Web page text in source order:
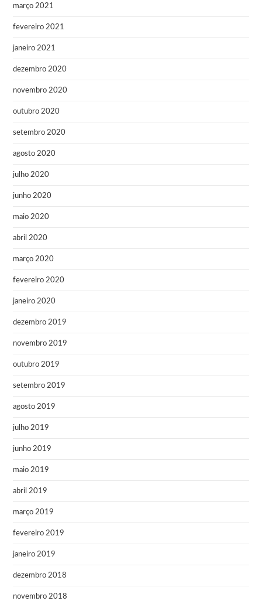
março 2021
fevereiro 2021
janeiro 2021
dezembro 2020
novembro 2020
outubro 2020
setembro 2020
agosto 2020
julho 2020
junho 2020
maio 2020
abril 2020
março 2020
fevereiro 2020
janeiro 2020
dezembro 2019
novembro 2019
outubro 2019
setembro 2019
agosto 2019
julho 2019
junho 2019
maio 2019
abril 2019
março 2019
fevereiro 2019
janeiro 2019
dezembro 2018
novembro 2018